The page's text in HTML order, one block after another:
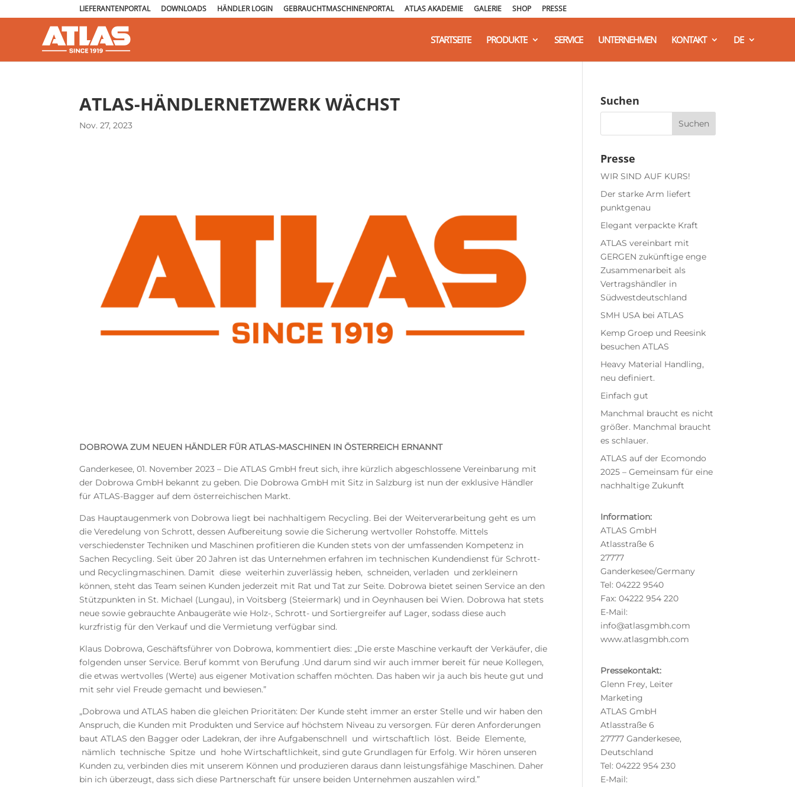
LIEFERANTENPORTAL DOWNLOADS HÄNDLER LOGIN GEBRAUCHTMASCHINENPORTAL ATLAS AKADEMIE GALERIE SHOP PRESSE
STARTSEITE PRODUKTE SERVICE UNTERNEHMEN KONTAKT DE
ATLAS-HÄNDLERNETZWERK WÄCHST
Nov. 27, 2023
DOBROWA ZUM NEUEN HÄNDLER FÜR ATLAS-MASCHINEN INÖSTERREICH ERNANNT
Ganderkesee, 01. November 2023 – Die ATLAS GmbH freut sich, ihre kürzlich abgeschlossene Vereinbarung mit
der Dobrowa GmbH bekannt zu geben. Die Dobrowa GmbH mit Sitz in Salzburg ist nun der exklusive Händler
für ATLAS-Bagger auf dem österreichischen Markt.
Das Hauptaugenmerk von Dobrowa liegt bei nachhaltigem Recycling. Bei der Weiterverarbeitung geht es um
die Veredelung von Schrott, dessen Aufbereitung sowie die Sicherung wertvoller Rohstoffe. Mittels
verschiedenster Techniken und Maschinen profitieren die Kunden stets von der umfassenden Kompetenz in
Sachen Recycling. Seit über 20 Jahren ist das Unternehmen erfahren im technischen Kundendienst für Schrott-
und Recyclingmaschinen. Damit diese weiterhin zuverlässig heben, schneiden, verladen und zerkleinern
können, steht das Team seinen Kunden jederzeit mit Rat und Tat zur Seite. Dobrowa bietet seinen Service an den
Stützpunkten in St. Michael (Lungau), in Voitsberg (Steiermark) und in Oeynhausen bei Wien. Dobrowa hat stets
neue sowie gebrauchte Anbaugeräte wie Holz-, Schrott- und Sortiergreifer auf Lager, sodass diese auch
kurzfristig für den Verkauf und die Vermietung verfügbar sind.
Klaus Dobrowa, Geschäftsführer von Dobrowa, kommentiert dies: „Die erste Maschine verkauft der Verkäufer, die
folgenden unser Service. Beruf kommt von Berufung .Und darum sind wir auch immer bereit für neue Kollegen,
die etwas wertvolles (Werte) aus eigener Motivation schaffen möchten. Das haben wir ja auch bis heute gut und
mit sehr viel Freude gemacht und bewiesen.”
„Dobrowa und ATLAS haben die gleichen Prioritäten: Der Kunde steht immer an erster Stelle und wir haben den
Anspruch, die Kunden mit Produkten und Service auf höchstem Niveau zu versorgen. Für deren Anforderungen
baut ATLAS den Bagger oder Ladekran, der ihre Aufgabenschnell und wirtschaftlich löst. Beide Elemente,
nämlich technische Spitze und hohe Wirtschaftlichkeit, sind gute Grundlagen für Erfolg. Wir hören unseren
Kunden zu, verbinden dies mit unserem Können und produzieren daraus dann leistungsfähige Maschinen. Daher
bin ich überzeugt, dass sich diese Partnerschaft für unsere beiden Unternehmen auszahlen wird.”
Suchen
Presse
WIR SIND AUF KURS!
Der starke Arm liefert
punktgenau
Elegant verpackte Kraft
ATLAS vereinbart mit
GERGEN zukünftige enge
Zusammenarbeit als
Vertragshändler in
Südwestdeutschland
SMH USA bei ATLAS
Kemp Groep und Reesink
besuchen ATLAS
Heavy Material Handling,
neu definiert.
Einfach gut
Manchmal braucht es nicht
größer. Manchmal braucht
es schlauer.
ATLAS auf der Ecomondo
2025 – Gemeinsam für eine
nachhaltige Zukunft
Information:
ATLAS GmbH
Atlasstraße 6
27777
Ganderkesee/Germany
Tel: 04222 9540
Fax: 04222 954 220
E-Mail:
info@atlasgmbh.com
www.atlasgmbh.com
Pressekontakt:
Glenn Frey, Leiter
Marketing
ATLAS GmbH
Atlasstraße 6
27777 Ganderkesee,
Deutschland
Tel: 04222 954 230
E-Mail: